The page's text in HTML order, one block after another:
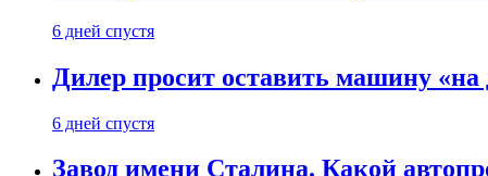
6 дней спустя
Дилер просит оставить машину
6 дней спустя
Завод имени Сталина. Какой